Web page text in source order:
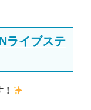
ライブステ